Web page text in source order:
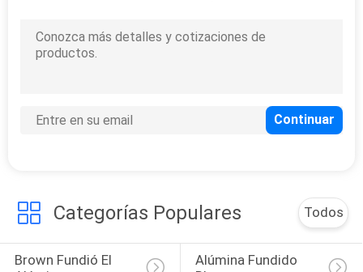
PRIVACY
POLICY
Categorías Populares Todos
Brown Fundió El
Alúmina Fundido